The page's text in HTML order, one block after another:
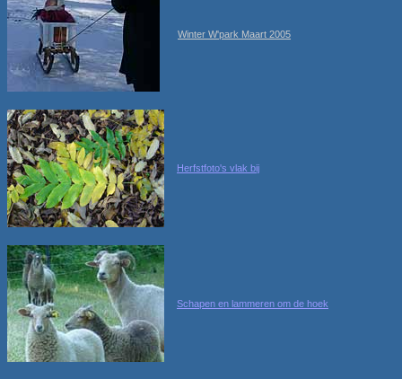
Winter W'park Maart 2005
Herfstfoto's vlak bij
Schapen en lammeren om de hoek